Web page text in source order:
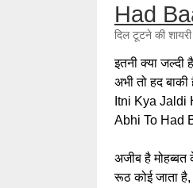
Had
दिल टूटने की शायरी
इतनी क्या जल्दी
अभी तो हद
Itni Kya Jaldi
Abhi To Had
अजीब है मोहब्बत
रूठ कोई जाता है,